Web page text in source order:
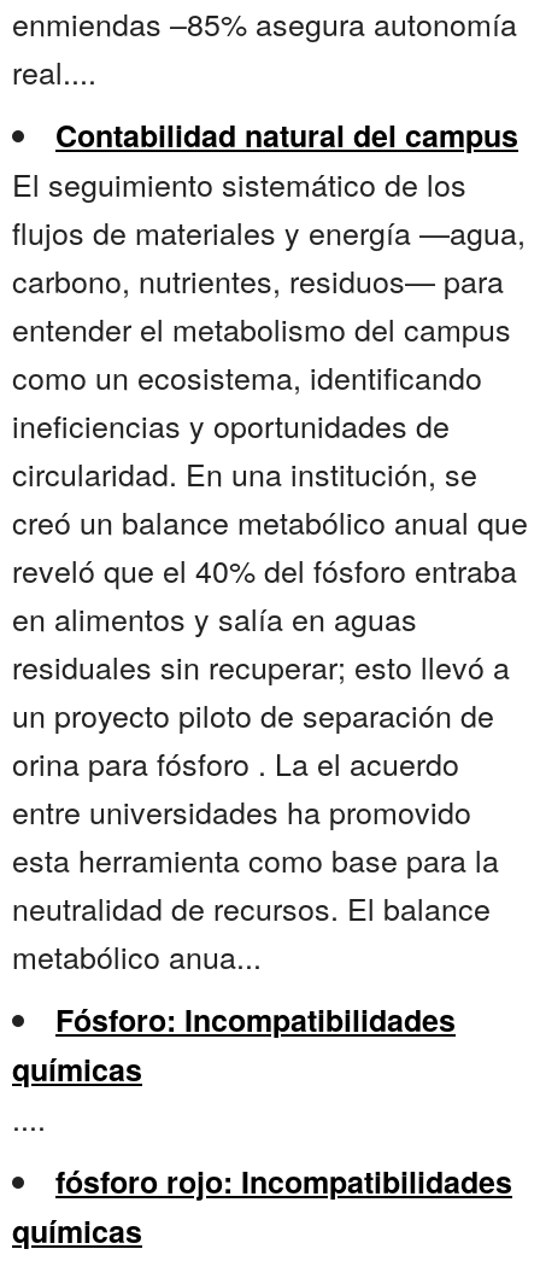
enmiendas –85% asegura autonomía
real....
Contabilidad natural del campus
El seguimiento sistemático de los
flujos de materiales y energía —agua,
carbono, nutrientes, residuos— para
entender el metabolismo del campus
como un ecosistema, identificando
ineficiencias y oportunidades de
circularidad. En una institución, se
creó un balance metabólico anual que
reveló que el 40% del fósforo entraba
en alimentos y salía en aguas
residuales sin recuperar; esto llevó a
un proyecto piloto de separación de
orina para fósforo . La el acuerdo
entre universidades ha promovido
esta herramienta como base para la
neutralidad de recursos. El balance
metabólico anua...
Fósforo: Incompatibilidades
químicas
....
fósforo rojo: Incompatibilidades
químicas